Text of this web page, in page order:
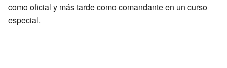
como oficial y más tarde como comandante en un curso
especial.